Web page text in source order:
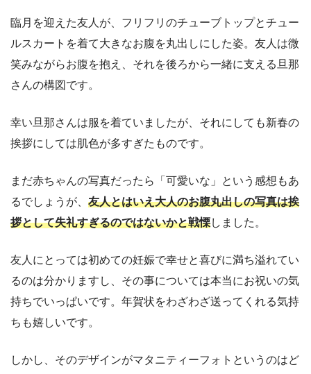
臨月を迎えた友人が、フリフリのチューブトップとチュー
ルスカートを着て大きなお腹を丸出しにした姿。友人は微
笑みながらお腹を抱え、それを後ろから一緒に支える旦那
さんの構図です。
幸い旦那さんは服を着ていましたが、それにしても新春の
挨拶にしては肌色が多すぎたものです。
まだ赤ちゃんの写真だったら「可愛いな」という感想もあ
るでしょうが、 友人とはいえ大人のお腹丸出しの写真は挨
拶として失礼すぎるのではないかと戦慄しました。
友人にとっては初めての妊娠で幸せと喜びに満ち溢れてい
るのは分かりますし、その事については本当にお祝いの気
持ちでいっぱいです。年賀状をわざわざ送ってくれる気持
ちも嬉しいです。
しかし、そのデザインがマタニティーフォトというのはど